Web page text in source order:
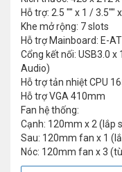
Hỗ trợ: 2.5 "" x 1 / 3.5"" x
Khe mở rộng: 7 slots
Hỗ trợ Mainboard: E-
Cổng kết nối: USB3.0 x
Audio)
Hỗ trợ tản nhiệt CPU
Hỗ trợ VGA 410mm
Fan hệ thống:
Cạnh: 120mm x 2 (lắp
Sau: 120mm fan x 1
Nóc: 120mm fan x 3